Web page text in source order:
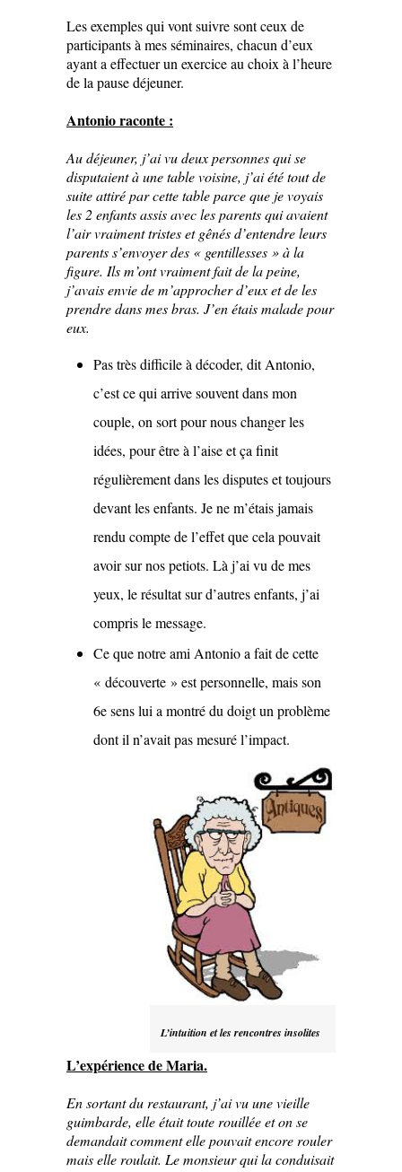
Les exemples qui vont suivre sont ceux de
participants à mes séminaires, chacun d’eux
ayant a effectuer un exercice au choix à l’heure
de la pause déjeuner.
Antonio raconte :
Au déjeuner, j’ai vu deux personnes qui se
disputaient à une table voisine, j’ai été tout de
suite attiré par cette table parce que je voyais
les 2 enfants assis avec les parents qui avaient
l’air vraiment tristes et gênés d’entendre leurs
parents s’envoyer des « gentillesses » à la
figure. Ils m’ont vraiment fait de la peine,
j’avais envie de m’approcher d’eux et de les
prendre dans mes bras. J’en étais malade pour
eux.
Pas très difficile à décoder, dit Antonio,
c’est ce qui arrive souvent dans mon
couple, on sort pour nous changer les
idées, pour être à l’aise et ça finit
régulièrement dans les disputes et toujours
devant les enfants. Je ne m’étais jamais
rendu compte de l’effet que cela pouvait
avoir sur nos petiots. Là j’ai vu de mes
yeux, le résultat sur d’autres enfants, j’ai
compris le message.
Ce que notre ami Antonio a fait de cette
« découverte » est personnelle, mais son
6e sens lui a montré du doigt un problème
dont il n’avait pas mesuré l’impact.
L’intuition et les rencontres insolites
L’expérience de Maria.
En sortant du restaurant, j’ai vu une vieille
guimbarde, elle était toute rouillée et on se
demandait comment elle pouvait encore rouler
mais elle roulait. Le monsieur qui la conduisait